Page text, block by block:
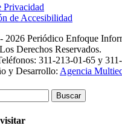
Privacidad
de Accesibilidad
2026 Periódico Enfoque
Derechos Reservados.
311-213-01-65 y
y Desarrollo: Agencia